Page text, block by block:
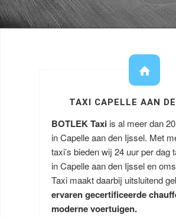
TAXI CAPELLE AAN
BOTLEK Taxi is al meer dan
in Capelle aan den Ijssel. Met
taxi’s bieden wij 24 uur per dag
in Capelle aan den Ijssel en
Taxi maakt daarbij uitsluitend
ervaren gecertificeerde
moderne voertuigen.